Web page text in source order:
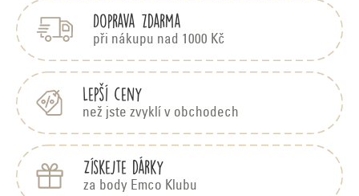
Doprava zdarma
při nákupu nad 1000 Kč
Lepší ceny
než jste zvyklí v obchodech
Získejte dárky
za body Emco Klubu